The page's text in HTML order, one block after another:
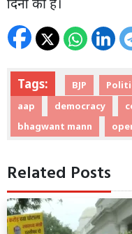
Tags: BJP
aap
democracy
bhagwant mann
Related Posts